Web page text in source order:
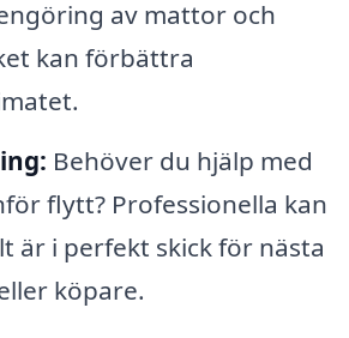
av mattor och
kan förbättra
Behöver du hjälp med
flytt? Professionella kan
är i perfekt skick för nästa
köpare.